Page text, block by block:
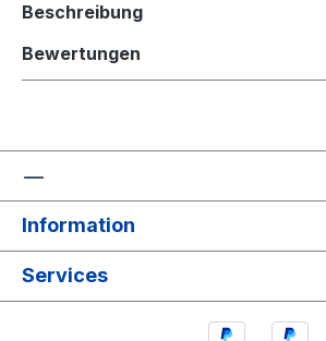
Beschreibung
Bewertungen
Information
Services